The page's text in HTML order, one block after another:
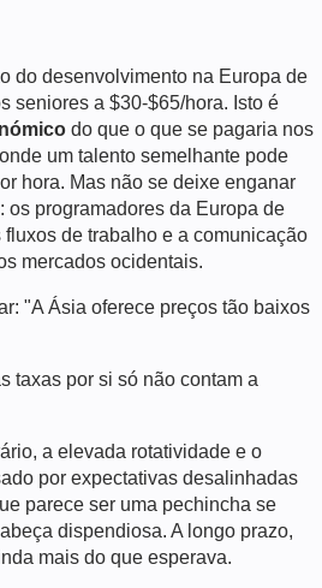
do desenvolvimento na Europa de
seniores a $30-$65/hora. Isto é
do que o que se pagaria nos
um talento semelhante pode
hora. Mas não se deixe enganar
os programadores da Europa de
fluxos de trabalho e a comunicação
mercados ocidentais.
"A Ásia oferece preços tão baixos
taxas por si só não contam a
a elevada rotatividade e o
por expectativas desalinhadas
parece ser uma pechincha se
dispendiosa. A longo prazo,
mais do que esperava.